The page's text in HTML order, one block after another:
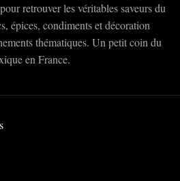
retrouver les véritables saveurs du
épices, condiments et décoration
thématiques. Un petit coin du
en France.